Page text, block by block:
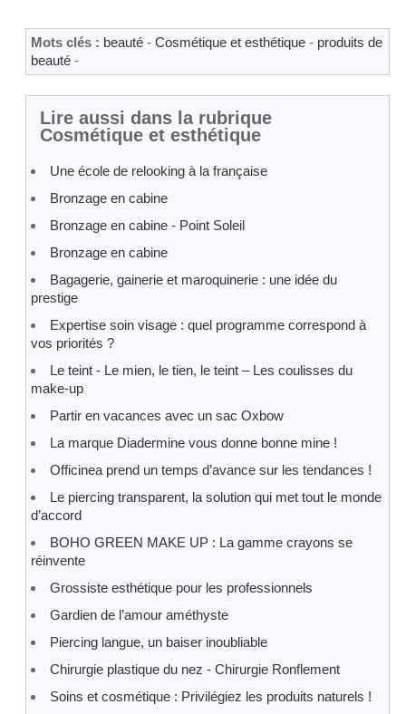
Mots clés : beauté - Cosmétique et esthétique - produits de
beauté -
Lire aussi dans la rubrique
Cosmétique et esthétique
Une école de relooking à la française
Bronzage en cabine
Bronzage en cabine - Point Soleil
Bronzage en cabine
Bagagerie, gainerie et maroquinerie : une idée du
prestige
Expertise soin visage : quel programme correspond à
vos priorités ?
Le teint - Le mien, le tien, le teint – Les coulisses du
make-up
Partir en vacances avec un sac Oxbow
La marque Diadermine vous donne bonne mine !
Officinea prend un temps d’avance sur les tendances !
Le piercing transparent, la solution qui met tout le monde
d’accord
BOHO GREEN MAKE UP : La gamme crayons se
réinvente
Grossiste esthétique pour les professionnels
Gardien de l’amour améthyste
Piercing langue, un baiser inoubliable
Chirurgie plastique du nez - Chirurgie Ronflement
Soins et cosmétique : Privilégiez les produits naturels !